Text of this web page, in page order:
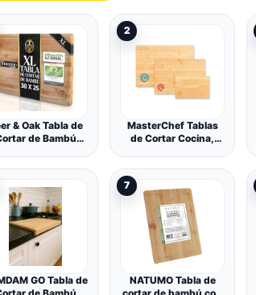
& Oak Tabla de
de Bambú
2
MasterChef Tablas
de Cortar Cocina,
34x23,5 cm / 23x15
cm, Ideal como Cortar
Pan, Jamon,
Verduras y Quesos,
Cutting Board Set,
Sostenible
GO Tabla de
7
NATUMO Tabla de